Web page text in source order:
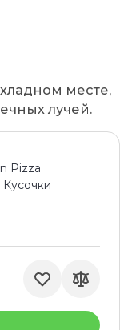
месте,
лучей.
Pizza